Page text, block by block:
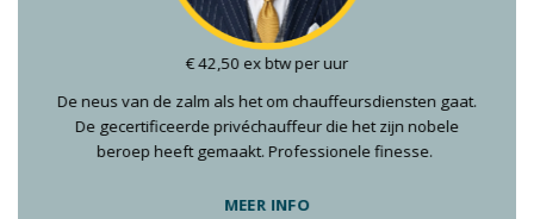
€ 42,50 ex btw per uur
De neus van de zalm als het om chauffeursdiensten gaat.
De gecertificeerde privéchauffeur die het zijn nobele
beroep heeft gemaakt. Professionele finesse.
MEER INFO